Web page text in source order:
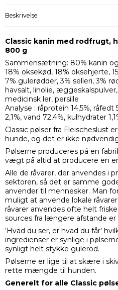
Beskrivelse
Classic kanin med rodfrugt,
800 g
Sammensætning: 80% kanin
18% oksekød, 18% oksehjerte,
7% gulerødder, 3% selleri, 3%
havsalt, linolie,
medicinsk ler, persille
Analyse : råprotein 14,5%, råfedt
2,1%, vand 72,4%, kulhydrater
Classic pølser fra Fleischeslust
hunde, og det er ikke
Pølserne produceres på en
vægt på altid at producere en
Alle de råvarer, der anvendes i
sektoren, så det er samme
anvender til mennesker. Man
muligt at anvende lokale
råvarer anvendes ofte helt
sources fra længere afstande er
‘Hvad du ser, er hvad du får’
ingredienser er synlige i
synligt helt stykke gulerod.
Pølserne er lige til at skære i
rette mængde til hunden.
Generelt for alle Classic